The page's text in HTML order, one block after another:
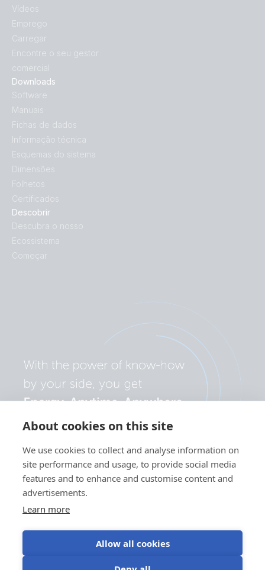
About cookies on this site
We use cookies to collect and analyse information on
site performance and usage, to provide social media
features and to enhance and customise content and
advertisements.
Learn more
Allow all cookies
Descobrir
Descubra o nosso
Ecossistema
Começar
Downloads
Software
Manuais
Fichas de dados
Informação técnica
Esquemas do sistema
Dimensões
Folhetos
Certificados
Vídeos
Emprego
Carregar
Encontre o seu gestor
comercial
Política de
Condições de